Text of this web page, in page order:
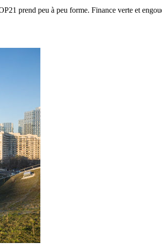
prend peu à peu forme. Finance verte et